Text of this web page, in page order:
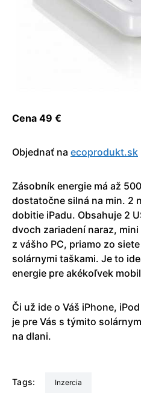
Cena 49 €
Objednať na ecoprodukt.sk
Zásobník energie má až
dostatočne silná na min. 2
dobitie iPadu. Obsahuje 2
dvoch zariadení naraz,
z vášho PC, priamo zo
solárnymi taškami. Je to
energie pre akékoľvek
Či už ide o Váš iPhone,
je pre Vás s týmito
na dlani.
Tags: Inzercia